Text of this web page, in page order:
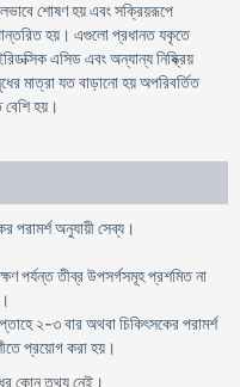
শোষণ হয় এবং সক্রিয়রূপে
হয়। এগুলো প্রধানত যকৃতে
এসিড এবং অন্যান্য নিষ্ক্রিয়
মাত্রা যত বাড়ানো হয় অপরিবর্তিত
বেশি হয়।
পরামর্শ অনুযায়ী সেব্য।
পর্যন্ত তীব্র উপসর্গসমূহ প্রশমিত না
২-৩ বার অথবা চিকিৎসকের পরামর্শ
প্রয়োগ করা হয়।
কোন তথ্য নেই।